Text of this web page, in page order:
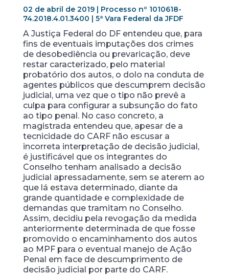
02 de abril de 2019 | Processo nº 1010618-
74.2018.4.01.3400 | 5ª Vara Federal da JFDF
A Justiça Federal do DF entendeu que, para
fins de eventuais imputações dos crimes
de desobediência ou prevaricação, deve
restar caracterizado, pelo material
probatório dos autos, o dolo na conduta de
agentes públicos que descumprem decisão
judicial, uma vez que o tipo não prevê a
culpa para configurar a subsunção do fato
ao tipo penal. No caso concreto, a
magistrada entendeu que, apesar de a
tecnicidade do CARF não escusar a
incorreta interpretação de decisão judicial,
é justificável que os integrantes do
Conselho tenham analisado a decisão
judicial apressadamente, sem se aterem ao
que lá estava determinado, diante da
grande quantidade e complexidade de
demandas que tramitam no Conselho.
Assim, decidiu pela revogação da medida
anteriormente determinada de que fosse
promovido o encaminhamento dos autos
ao MPF para o eventual manejo de Ação
Penal em face de descumprimento de
decisão judicial por parte do CARF.